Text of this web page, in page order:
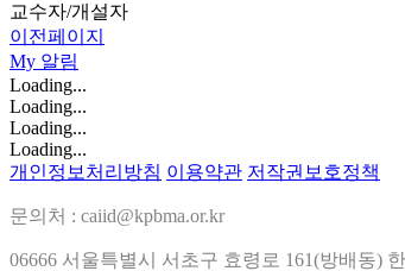
교수자/개설자
이전페이지
My 알림
Loading...
Loading...
Loading...
Loading...
개인정보처리방침 이용약관 저작권보호정책
문의처 : caiid@kpbma.or.kr
06666 서울특별시 서초구 효령로 161(방배동)